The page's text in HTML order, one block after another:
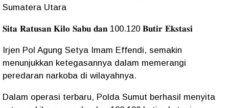
Sumatera Utara
𝐒𝐢𝐭𝐚 𝐑𝐚𝐭𝐮𝐬𝐚𝐧 𝐊𝐢𝐥𝐨 𝐒𝐚𝐛𝐮 𝐝𝐚𝐧 100.120 𝐁𝐮𝐭𝐢𝐫 𝐄𝐤𝐬𝐭𝐚𝐬𝐢
Irjen Pol Agung Setya Imam Effendi, semakin
menunjukkan ketegasannya dalam memerangi
peredaran narkoba di wilayahnya.
Dalam operasi terbaru, Polda Sumut berhasil menyita